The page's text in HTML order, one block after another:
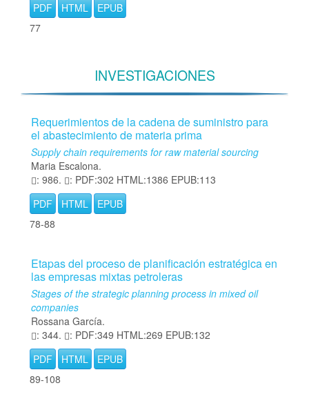
PDF
HTML
EPUB
77
INVESTIGACIONES
Requerimientos de la cadena de suministro para
el abastecimiento de materia prima
Supply chain requirements for raw material sourcing
Maria Escalona.
: 986.
: PDF:302 HTML:1386 EPUB:113
PDF
HTML
EPUB
78-88
Etapas del proceso de planificación estratégica en
las empresas mixtas petroleras
Stages of the strategic planning process in mixed oil
companies
Rossana García.
: 344.
: PDF:349 HTML:269 EPUB:132
PDF
HTML
EPUB
89-108